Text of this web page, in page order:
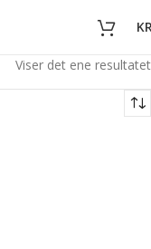
Viser det ene resultatet